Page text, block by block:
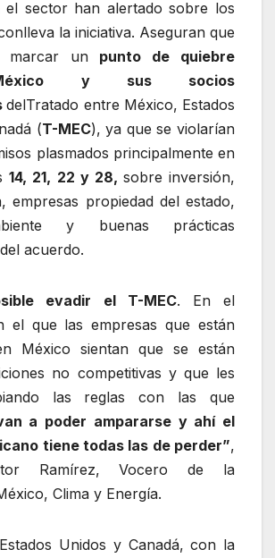
el sector han alertado sobre los
la iniciativa. Aseguran que
marcar un punto de quiebre
y sus socios
delTratado entre México, Estados
(T-MEC), ya que se violarían
plasmados principalmente en
14, 21, 22 y 28, sobre inversión,
empresas propiedad del estado,
y buenas prácticas
acuerdo.
evadir el T-MEC. En el
el que las empresas que están
México sientan que se están
no competitivas y que les
las reglas con las que
a poder ampararse y ahí el
tiene todas las de perder”,
Ramírez, Vocero de la
Clima y Energía.
Unidos y Canadá, con la